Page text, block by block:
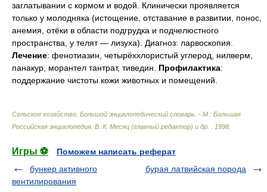
заглатывании с кормом и водой. Клинически проявляется
только у молодняка (истощение, отставание в развитии, понос,
анемия, отёки в области подгрудка и подчелюстного
пространства, у телят — лизуха). Диагноз: ларвоскопия.
Лечение: фенотиазин, четырёххлористый углерод, нилверм,
панакур, морантел тантрат, тиведин. Профилактика:
поддержание чистоты кожи животных и помещений.
Сельское хозяйство. Большой энциклопедический словарь. - М.: Большая
Российская энциклопедия В. К. Месяц (главный редактор) и др. 1998
Игры ⚽
Поможем написать реферат
бункер активного
вентилирования
бурая латвийская порода